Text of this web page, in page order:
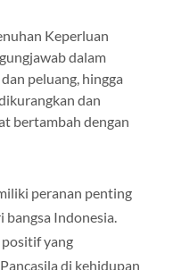
Keperluan
dalam
peluang, hingga
dan
bertambah dengan
peranan penting
Indonesia.
yang
di kehidupan